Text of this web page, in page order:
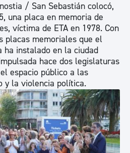
/ San Sebastián colocó,
una placa en memoria de
víctima de ETA en 1978. Con
placas memoriales que el
ha instalado en la ciudad
hace dos legislaturas
espacio público a las
y la violencia política.